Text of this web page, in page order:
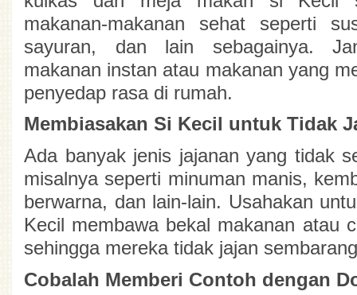
makanan-makanan sehat seperti
sayuran, dan lain sebagainya.
makanan instan atau makanan yang
penyedap rasa di rumah.
Membiasakan Si Kecil untuk Tidak
Ada banyak jenis jajanan yang tidak
misalnya seperti minuman manis,
berwarna, dan lain-lain. Usahakan
Kecil membawa bekal makanan atau
sehingga mereka tidak jajan
Cobalah Memberi Contoh dengan